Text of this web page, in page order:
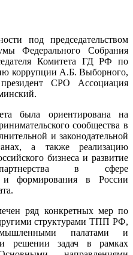
под председательством
Федерального Собрания
Комитета ГД РФ по
коррупции А.Б. Выборного,
СРО Ассоциация
была ориентирована на
сообщества в
и законодательной
а также реализацию
бизнеса и развитие
партнерства в сфере
и формирования в России
ряд конкретных мер по
структурами ТПП РФ,
палатами и
решении задач в рамках